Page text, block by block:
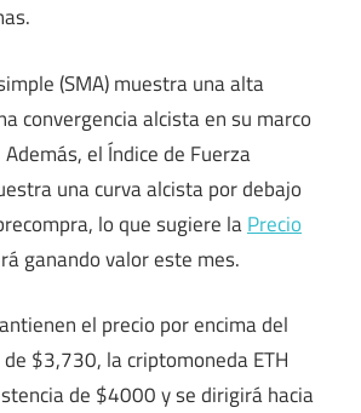
(SMA) muestra una alta
convergencia alcista en su marco
el Índice de Fuerza
una curva alcista por debajo
lo que sugiere laPrecio
ganando valor este mes.
el precio por encima del
$3,730, la criptomoneda ETH
de $4000 y se dirigirá hacia